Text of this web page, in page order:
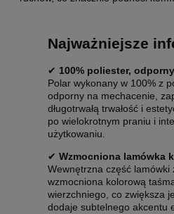
Najważniejsze
✔ 100% poliester,
Polar wykonany w 100% z
odporny na mechacenie,
długotrwałą trwałość i
po wielokrotnym praniu i
użytkowaniu.
✔ Wzmocniona lamówka
Wewnętrzna część lamówki
wzmocniona kolorową
wierzchniego, co zwiększa
dodaje subtelnego akcentu